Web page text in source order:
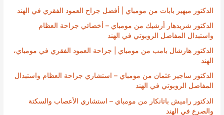
الدكتور ميهير بابات من مومباي | أفضل جراح العمود الفقري في الهند
الدكتور شريدهار أرشيك من مومباي – أخصائي جراحة العظام
واستبدال المفاصل الروبوتي في الهند
الدكتور هارشال بامب من مومباي | جراحة العمود الفقري في مومباي،
الهند
الدكتور ساجير عثمان من مومباي – استشاري جراحة العظام واستبدال
المفاصل الروبوتي في الهند
الدكتور راميش باتانكار من مومباي – استشاري الأعصاب والسكتة
والصرع في الهند